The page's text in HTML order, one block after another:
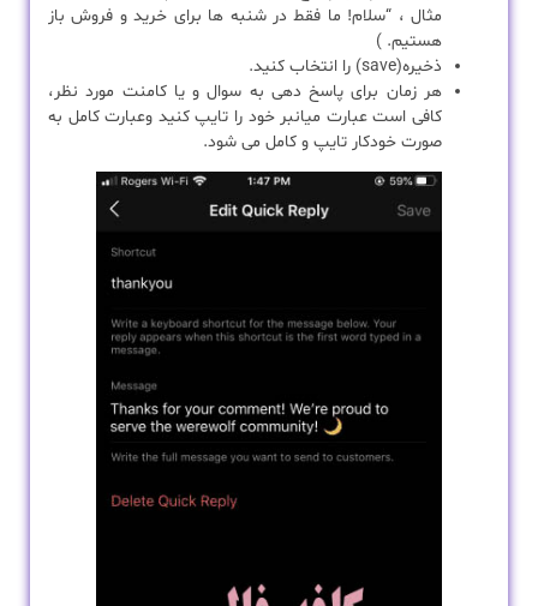
مثال ، “سلام! ما فقط در شنبه ها برای خرید و فروش باز
هستیم. )
ذخیره(save) را انتخاب کنید.
هر زمان برای پاسخ دهی به سوال و یا کامنت مورد نظر،
کافی است عبارت میانبر خود را تایپ کنید وعبارت کامل به
صورت خودکار تایپ و کامل می شود.